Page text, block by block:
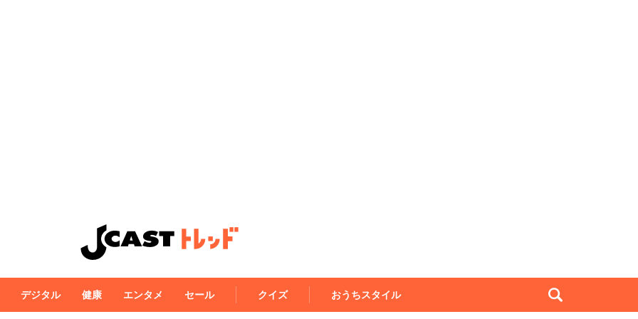
デジタル 健康 エンタメ セール クイズ おうちスタイル